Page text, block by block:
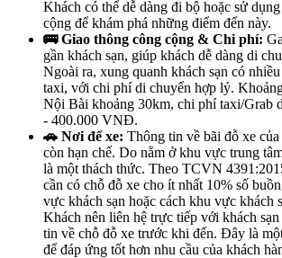
Khách có thể dễ dàng đi bộ hoặc sử
cộng để khám phá những điểm đến này.
🚌 Giao thông công cộng & Chi phí:
gần khách sạn, giúp khách dễ dàng di
Ngoài ra, xung quanh khách sạn có
taxi, với chi phí di chuyển hợp lý.
Nội Bài khoảng 30km, chi phí taxi/Grab
- 400.000 VNĐ.
🚗 Nơi để xe: Thông tin về bãi đỗ xe
còn hạn chế. Do nằm ở khu vực trung
là một thách thức. Theo TCVN
cần có chỗ đỗ xe cho ít nhất 10% số
vực khách sạn hoặc cách khu vực khách
Khách nên liên hệ trực tiếp với khách
tin về chỗ đỗ xe trước khi đến. Đây là
để đáp ứng tốt hơn nhu cầu của khách